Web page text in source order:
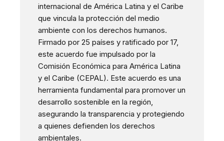
internacional de América Latina y el Caribe
que vincula la protección del medio
ambiente con los derechos humanos.
Firmado por 25 países y ratificado por 17,
este acuerdo fue impulsado por la
Comisión Económica para América Latina
y el Caribe (CEPAL). Este acuerdo es una
herramienta fundamental para promover un
desarrollo sostenible en la región,
asegurando la transparencia y protegiendo
a quienes defienden los derechos
ambientales.